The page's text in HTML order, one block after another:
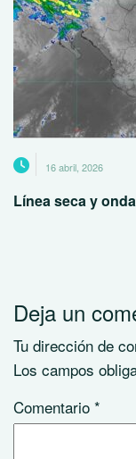
16 abril, 2026
Línea seca y
Deja un
Tu dirección de
Los campos
Comentario *